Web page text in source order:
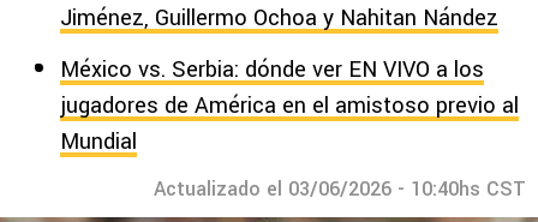
Jiménez, Guillermo Ochoa y Nahitan Nández
México vs. Serbia: dónde ver EN VIVO a los
jugadores de América en el amistoso previo al
Mundial
Actualizado el 03/06/2026 - 10:40hs CST